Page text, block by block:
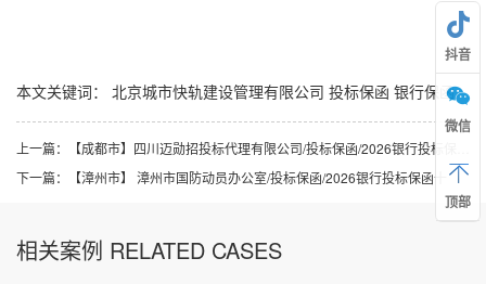
本文关键词： 北京城市快轨建设管理有限公司 投标保函 银行保函
上一篇：
【成都市】四川迈勋招投标代理有限公司/投标保函/2026银行投标保函八
下一篇：
【漳州市】 漳州市国防动员办公室/投标保函/2026银行投标保函十
相关案例 RELATED CASES
抖音
微信
顶部